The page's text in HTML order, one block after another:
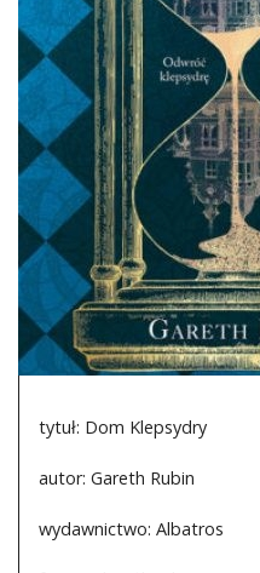
DO CZYTANIA
NA EKRANIE
KONTAKT
tytuł: Dom Klepsydry
autor: Gareth Rubin
wydawnictwo: Albatros